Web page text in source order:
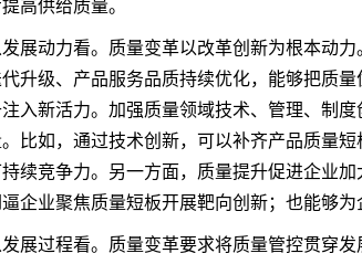
高供给质量。
发展动力看。质量变革以改革创新为根本动
升级、产品服务品质持续优化，能够把质
入新活力。加强质量领域技术、管理、制
比如，通过技术创新，可以补齐产品质量
续竞争力。另一方面，质量提升促进企业
企业聚焦质量短板开展靶向创新；也能够
发展过程看。质量变革要求将质量管控贯穿